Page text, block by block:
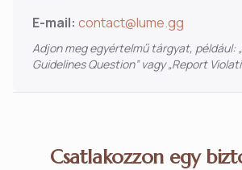
E-mail: contact@lume.gg
Adjon meg egyértelmű tárgyat, például:
Guidelines Question” vagy „Report
Csatlakozzon egy